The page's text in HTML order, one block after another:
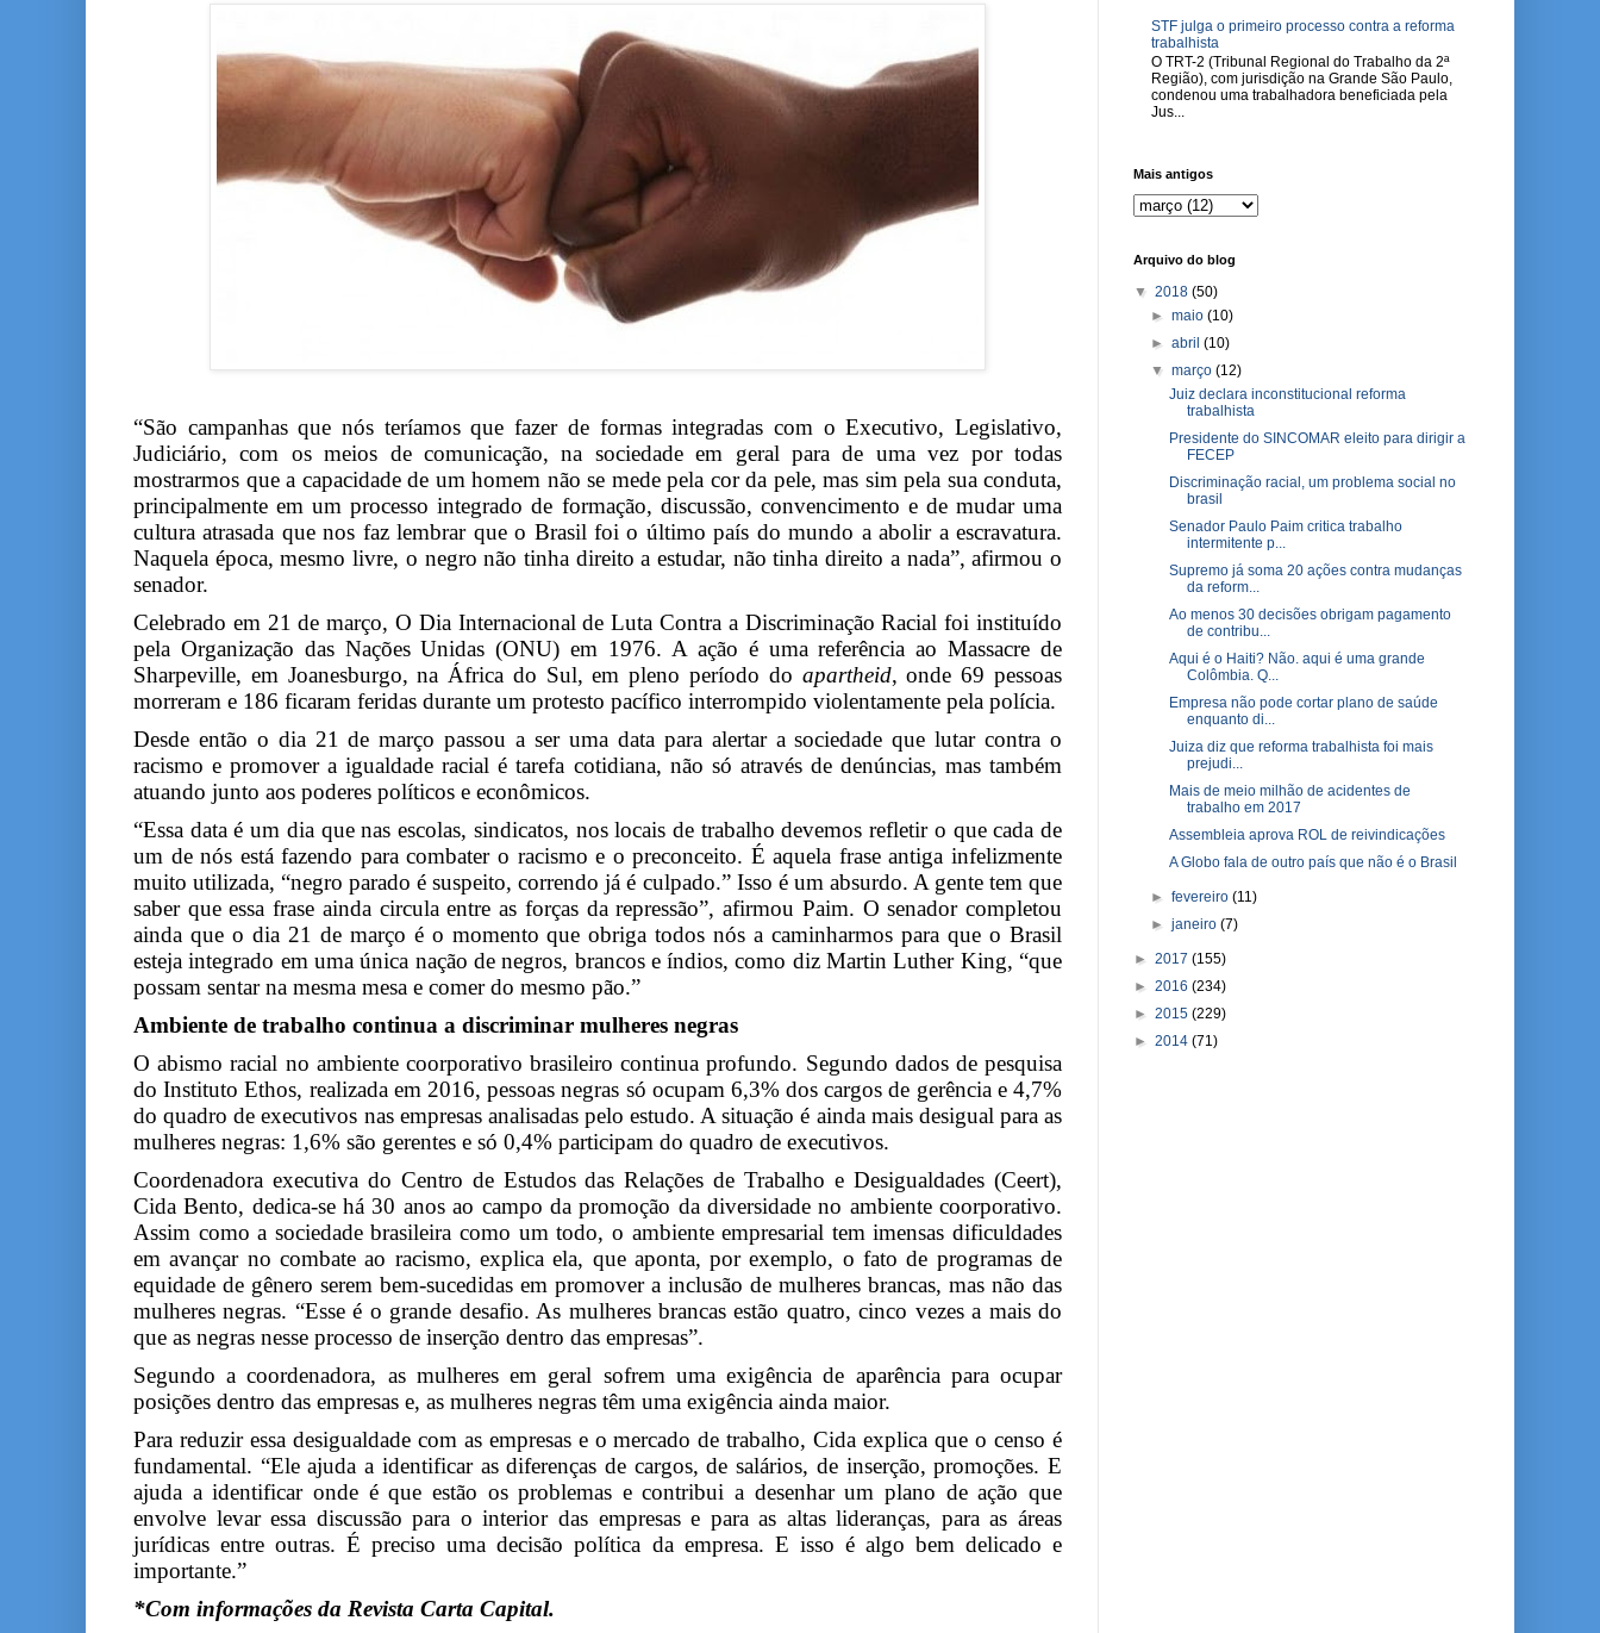
“São campanhas que nós teríamos que fazer de formas integradas com o Executivo, Legislativo,
Judiciário, com os meios de comunicação, na sociedade em geral para de uma vez por todas
mostrarmos que a capacidade de um homem não se mede pela cor da pele, mas sim pela sua conduta,
principalmente em um processo integrado de formação, discussão, convencimento e de mudar uma
cultura atrasada que nos faz lembrar que o Brasil foi o último país do mundo a abolir a escravatura.
Naquela época, mesmo livre, o negro não tinha direito a estudar, não tinha direito a nada”, afirmou o
senador.
Celebrado em 21 de março, O Dia Internacional de Luta Contra a Discriminação Racial foi instituído
pela Organização das Nações Unidas (ONU) em 1976. A ação é uma referência ao Massacre de
Sharpeville, em Joanesburgo, na África do Sul, em pleno período do apartheid, onde 69 pessoas
morreram e 186 ficaram feridas durante um protesto pacífico interrompido violentamente pela polícia.
Desde então o dia 21 de março passou a ser uma data para alertar a sociedade que lutar contra o
racismo e promover a igualdade racial é tarefa cotidiana, não só através de denúncias, mas também
atuando junto aos poderes políticos e econômicos.
“Essa data é um dia que nas escolas, sindicatos, nos locais de trabalho devemos refletir o que cada de
um de nós está fazendo para combater o racismo e o preconceito. É aquela frase antiga infelizmente
muito utilizada, “negro parado é suspeito, correndo já é culpado.” Isso é um absurdo. A gente tem que
saber que essa frase ainda circula entre as forças da repressão”, afirmou Paim. O senador completou
ainda que o dia 21 de março é o momento que obriga todos nós a caminharmos para que o Brasil
esteja integrado em uma única nação de negros, brancos e índios, como diz Martin Luther King, “que
possam sentar na mesma mesa e comer do mesmo pão.”
Ambiente de trabalho continua a discriminar mulheres negras
O abismo racial no ambiente coorporativo brasileiro continua profundo. Segundo dados de pesquisa
do Instituto Ethos, realizada em 2016, pessoas negras só ocupam 6,3% dos cargos de gerência e 4,7%
do quadro de executivos nas empresas analisadas pelo estudo. A situação é ainda mais desigual para as
mulheres negras: 1,6% são gerentes e só 0,4% participam do quadro de executivos.
Coordenadora executiva do Centro de Estudos das Relações de Trabalho e Desigualdades (Ceert),
Cida Bento, dedica-se há 30 anos ao campo da promoção da diversidade no ambiente coorporativo.
Assim como a sociedade brasileira como um todo, o ambiente empresarial tem imensas dificuldades
em avançar no combate ao racismo, explica ela, que aponta, por exemplo, o fato de programas de
equidade de gênero serem bem-sucedidas em promover a inclusão de mulheres brancas, mas não das
mulheres negras. “Esse é o grande desafio. As mulheres brancas estão quatro, cinco vezes a mais do
que as negras nesse processo de inserção dentro das empresas”.
Segundo a coordenadora, as mulheres em geral sofrem uma exigência de aparência para ocupar
posições dentro das empresas e, as mulheres negras têm uma exigência ainda maior.
Para reduzir essa desigualdade com as empresas e o mercado de trabalho, Cida explica que o censo é
fundamental. “Ele ajuda a identificar as diferenças de cargos, de salários, de inserção, promoções. E
ajuda a identificar onde é que estão os problemas e contribui a desenhar um plano de ação que
envolve levar essa discussão para o interior das empresas e para as altas lideranças, para as áreas
jurídicas entre outras. É preciso uma decisão política da empresa. E isso é algo bem delicado e
importante.”
*Com informações da Revista Carta Capital.
STF julga o primeiro processo contra a reforma
trabalhista
O TRT-2 (Tribunal Regional do Trabalho da 2ª
Região), com jurisdição na Grande São Paulo,
condenou uma trabalhadora beneficiada pela
Jus...
Mais antigos
Arquivo do blog
▼ 2018 (50)
►maio(10)
►abril(10)
▼março(12)
Juiz declara inconstitucional reforma
trabalhista
Presidente do SINCOMAR eleito para dirigir a
FECEP
Discriminação racial, um problema social no
brasil
Senador Paulo Paim critica trabalho
intermitente p...
Supremo já soma 20 ações contra mudanças
da reform...
Ao menos 30 decisões obrigam pagamento
de contribu...
Aqui é o Haiti? Não. aqui é uma grande
Colômbia. Q...
Empresa não pode cortar plano de saúde
enquanto di...
Juiza diz que reforma trabalhista foi mais
prejudi...
Mais de meio milhão de acidentes de
trabalho em 2017
Assembleia aprova ROL de reivindicações
A Globo fala de outro país que não é o Brasil
►fevereiro(11)
►janeiro(7)
► 2017 (155)
► 2016 (234)
► 2015 (229)
► 2014 (71)